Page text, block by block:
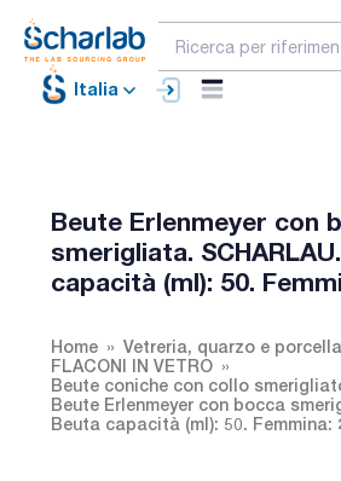
Italia
Beute Erlenmeyer con
smerigliata.
capacità (ml): 50.
Home
Vetreria, quarzo e
FLACONI IN VETRO
Beute coniche con collo
Beute Erlenmeyer con bocca
Beuta capacità (ml): 50. Femmina: